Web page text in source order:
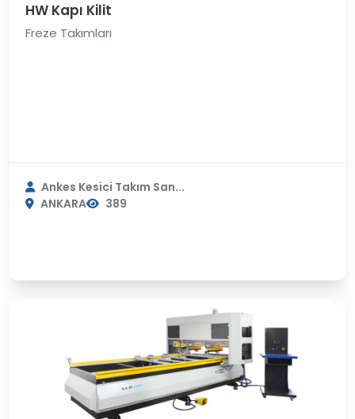
HW Kapı Kilit
Freze Takımları
Ankes Kesici Takım San...
ANKARA
389